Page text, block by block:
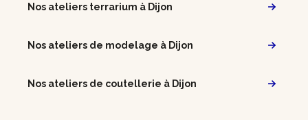
Nos ateliers terrarium à Dijon
Nos ateliers de modelage à Dijon
Nos ateliers de coutellerie à Dijon